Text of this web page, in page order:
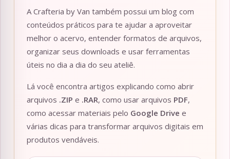
A Crafteria by Van também possui um blog com
conteúdos práticos para te ajudar a aproveitar
melhor o acervo, entender formatos de arquivos,
organizar seus downloads e usar ferramentas
úteis no dia a dia do seu ateliê.
Lá você encontra artigos explicando como abrir
arquivos .ZIP e .RAR, como usar arquivos PDF,
como acessar materiais pelo Google Drive e
várias dicas para transformar arquivos digitais em
produtos vendáveis.